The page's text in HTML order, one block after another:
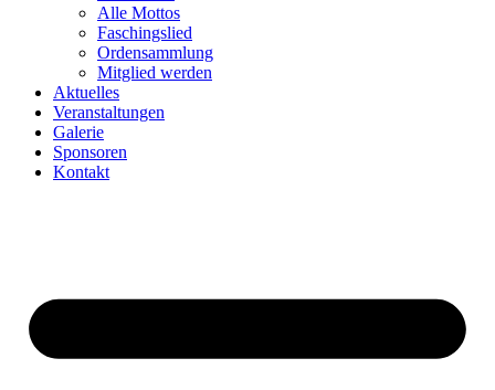
Alle Mottos
Faschingslied
Ordensammlung
Mitglied werden
Aktuelles
Veranstaltungen
Galerie
Sponsoren
Kontakt